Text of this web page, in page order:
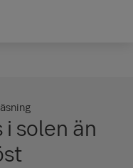
solen än